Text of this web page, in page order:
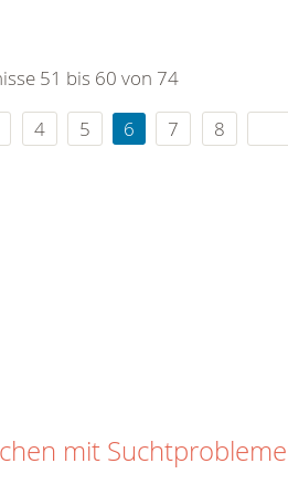
51 bis 60 von 74
4 5 6 7 8
mit